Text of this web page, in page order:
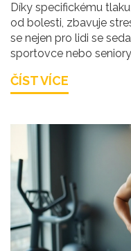
Díky specifickému
od bolesti, zbavuje
se nejen pro lidi se
sportovce nebo
svého života. Nechybí
ČÍST VÍCE